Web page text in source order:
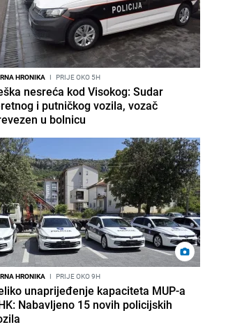
HRONIKA I PRIJE OKO 5H
nesreća kod Visokog: Sudar
i putničkog vozila, vozač
u bolnicu
HRONIKA I PRIJE OKO 9H
unaprijeđenje kapaciteta MUP-a
Nabavljeno 15 novih policijskih